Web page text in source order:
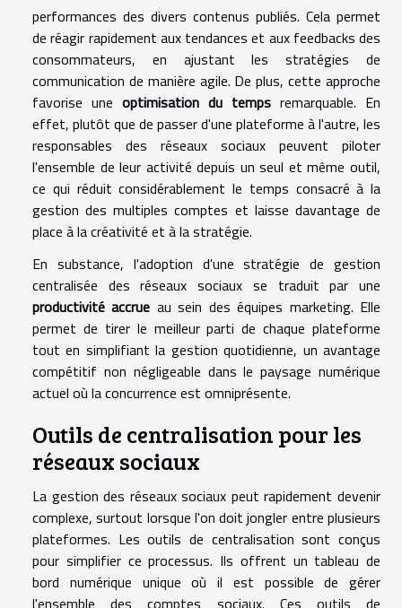
performances des divers contenus publiés. Cela permet
de réagir rapidement aux tendances et aux feedbacks des
consommateurs, en ajustant les stratégies de
communication de manière agile. De plus, cette approche
favorise une optimisation du temps remarquable. En
effet, plutôt que de passer d'une plateforme à l'autre, les
responsables des réseaux sociaux peuvent piloter
l'ensemble de leur activité depuis un seul et même outil,
ce qui réduit considérablement le temps consacré à la
gestion des multiples comptes et laisse davantage de
place à la créativité et à la stratégie.
En substance, l'adoption d'une stratégie de gestion
centralisée des réseaux sociaux se traduit par une
productivité accrue au sein des équipes marketing. Elle
permet de tirer le meilleur parti de chaque plateforme
tout en simplifiant la gestion quotidienne, un avantage
compétitif non négligeable dans le paysage numérique
actuel où la concurrence est omniprésente.
Outils de centralisation pour les
réseaux sociaux
La gestion des réseaux sociaux peut rapidement devenir
complexe, surtout lorsque l'on doit jongler entre plusieurs
plateformes. Les outils de centralisation sont conçus
pour simplifier ce processus. Ils offrent un tableau de
bord numérique unique où il est possible de gérer
l'ensemble des comptes sociaux. Ces outils de